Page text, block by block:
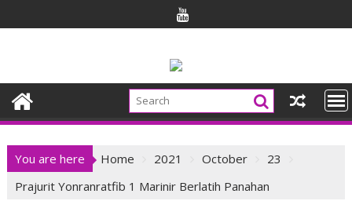
to
You are here Home 2021 October
23
Prajurit Yonranratfib 1 Marinir Berlatih Panahan